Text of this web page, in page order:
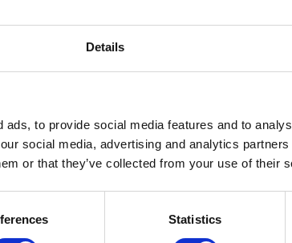
Details
to provide social media features and to
social media, advertising and analytics
or that they’ve collected from your use of their
Statistics